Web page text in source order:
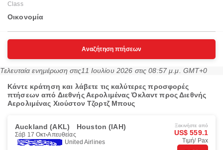
Class
Οικονομία
Αναζήτηση πτήσεων
Τελευταία ενημέρωση στις11 Ιουλίου 2026 στις 08:57 μ.μ. GMT+0
Κάντε κράτηση και λάβετε τις καλύτερες προσφορές
πτήσεων από Διεθνής Αερολιμένας Όκλαντ προς Διεθνής
Αερολιμένας Χιούστον Τζορτζ Μπους
Auckland (AKL) Houston (IAH)
Σάβ 17 Οκτ Απευθείας
United Airlines
Ξεκινήστε από
US$ 559.1
Τιμή/ Pax